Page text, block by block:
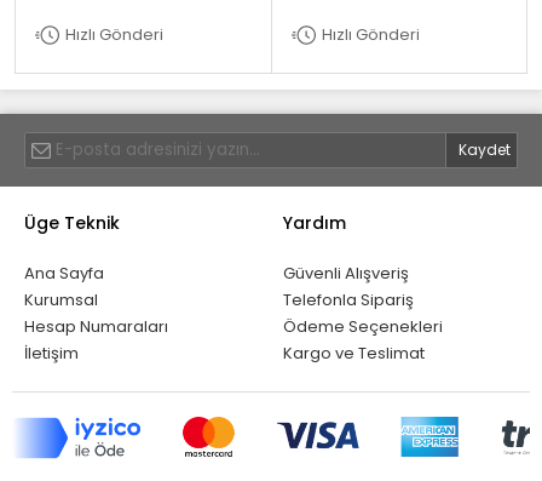
Hızlı Gönderi Hızlı Gönderi
Üge Teknik
Ana Sayfa
Kurumsal
Hesap Numaraları
İletişim
Yardım
Güvenli Alışveriş
Telefonla Sipariş
Ödeme Seçenekleri
Kargo ve Teslimat